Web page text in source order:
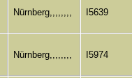
Nürnberg,,,,,,,, I5639
Nürnberg,,,,,,,, I5974